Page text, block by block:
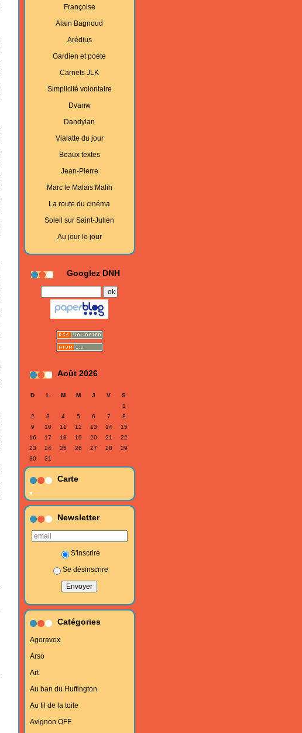
Françoise
Alain Bagnoud
Arédius
Gardien et poète
Carnets JLK
Simplicité volontaire
Dvanw
Dandylan
Vialatte du jour
Beaux textes
Jean-Pierre
Marc le Malais Malin
La route du cinéma
Soleil sur Saint-Julien
Au jour le jour
Googlez DNH
Août 2026
D L M M J V
S
1
2
3 4 5 6 7
8
9
10 11 12 13 14
15
16
17 18 19 20 21
22
23
24 25 26 27 28
29
30
31
Carte
Newsletter
S'inscrire
Se désinscrire
Catégories
Agoravox
Arso
Art
Au ban du Huffington
Au fil de la toile
Avignon OFF